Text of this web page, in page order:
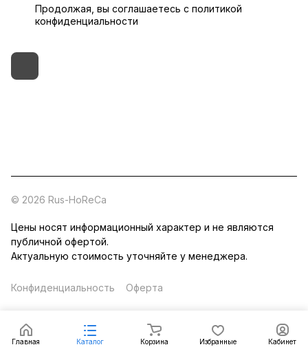
Главная Каталог Корзина Избранные Кабинет
Продолжая, вы соглашаетесь с политикой
конфиденциальности
© 2026 Rus-HoReCa
Цены носят информационный характер и не являются
публичной офертой.
Актуальную стоимость уточняйте у менеджера.
Конфиденциальность Оферта